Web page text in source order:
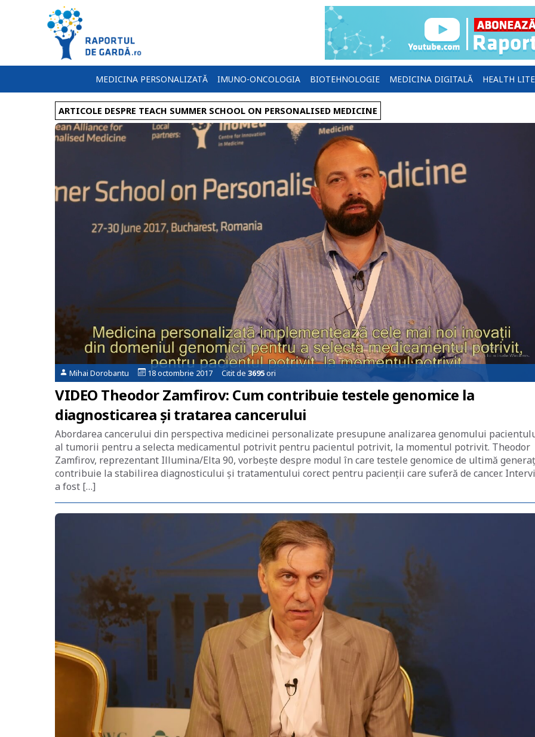
MEDICINA PERSONALIZATĂ IMUNO-ONCOLOGIA BIOTEHNOLOGIE MEDICINA DIGITALĂ HEALTH
ARTICOLE DESPRE TEACH SUMMER SCHOOL ON PERSONALISED MEDICINE
Mihai Dorobantu 18 octombrie 2017 Citit de 3695ori
VIDEO Theodor Zamfirov: Cum contribuie testele genomice la
diagnosticarea și tratarea cancerului
Abordarea cancerului din perspectiva medicinei personalizate presupune analizarea genomului
al tumorii pentru a selecta medicamentul potrivit pentru pacientul potrivit, la momentul potrivit. Theodor
Zamfirov, reprezentant Illumina/Elta 90, vorbește despre modul în care testele genomice de ultimă
contribuie la stabilirea diagnosticului și tratamentului corect pentru pacienții care suferă de cancer.
a fost […]